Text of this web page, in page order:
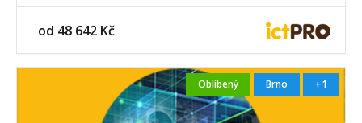
od 48 642 Kč
Oblíbený Brno +1